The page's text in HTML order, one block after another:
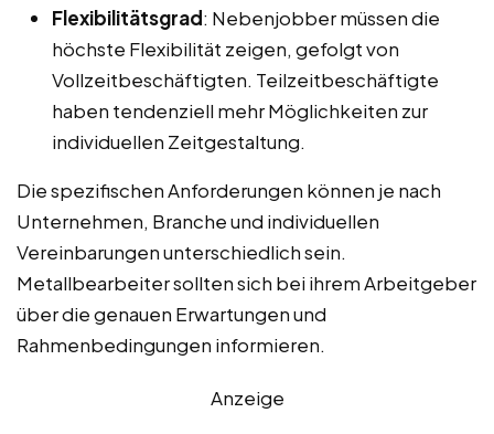
Flexibilitätsgrad: Nebenjobber müssen die
höchste Flexibilität zeigen, gefolgt von
Vollzeitbeschäftigten. Teilzeitbeschäftigte
haben tendenziell mehr Möglichkeiten zur
individuellen Zeitgestaltung.
Die spezifischen Anforderungen können je nach
Unternehmen, Branche und individuellen
Vereinbarungen unterschiedlich sein.
Metallbearbeiter sollten sich bei ihrem Arbeitgeber
über die genauen Erwartungen und
Rahmenbedingungen informieren.
Anzeige